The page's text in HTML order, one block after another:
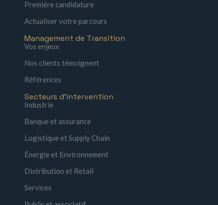
Première candidature
Actualiser votre parcours
Management de Transition
Vos enjeux
Nos clients témoignent
Références
Secteurs d'intervention
Industrie
Banque et assurance
Logistique et Supply Chain
Énergie et Environnement
Distribution et Retail
Services